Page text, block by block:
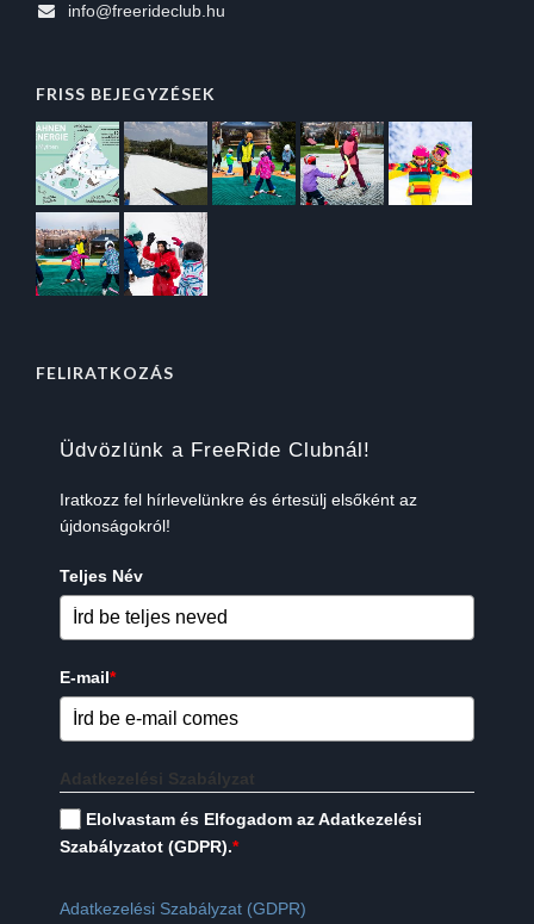
info@freerideclub.hu
FRISS BEJEGYZÉSEK
FELIRATKOZÁS
Üdvözlünk a FreeRide Clubnál!
Iratkozz fel hírlevelünkre és értesülj elsőként az
újdonságokról!
Teljes Név
E-mail*
Adatkezelési Szabályzat
Elolvastam és Elfogadom az Adatkezelési
Szabályzatot (GDPR).*
Adatkezelési Szabályzat (GDPR)